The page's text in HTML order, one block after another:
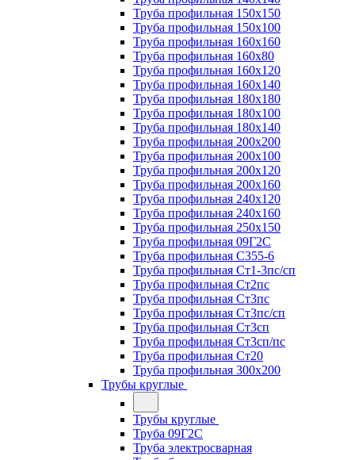
Труба профильная 150х150
Труба профильная 150х100
Труба профильная 160х160
Труба профильная 160х80
Труба профильная 160х120
Труба профильная 160х140
Труба профильная 180х180
Труба профильная 180х100
Труба профильная 180х140
Труба профильная 200х200
Труба профильная 200х100
Труба профильная 200х120
Труба профильная 200х160
Труба профильная 240х120
Труба профильная 240х160
Труба профильная 250х150
Труба профильная 09Г2С
Труба профильная С355-6
Труба профильная Ст1-3пс/сп
Труба профильная Ст2пс
Труба профильная Ст3пс
Труба профильная Ст3пс/сп
Труба профильная Ст3сп
Труба профильная Ст3сп/пс
Труба профильная Ст20
Труба профильная 300х200
Трубы круглые
Трубы круглые
Труба 09Г2С
Труба электросварная